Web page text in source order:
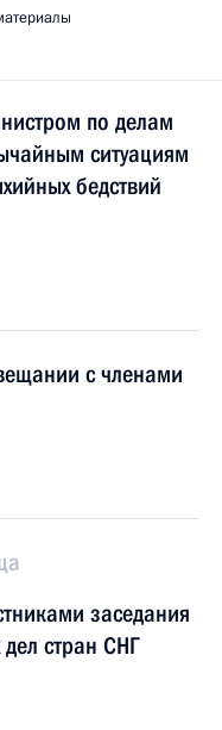
по делам
ситуациям
бедствий
с членами
заседания
стран СНГ